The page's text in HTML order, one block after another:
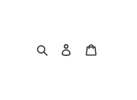
Suchen Einloggen